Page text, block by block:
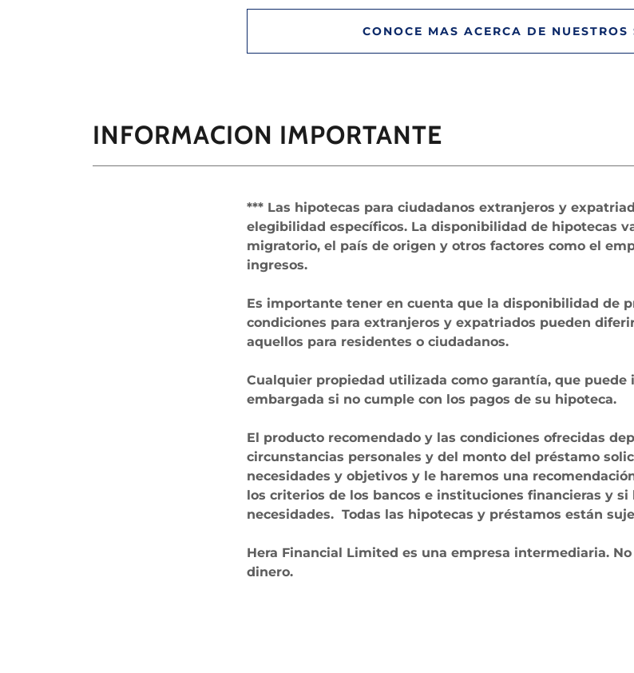
CONOCE MAS ACERCA DE NUESTROS
INFORMACION IMPORTANTE
*** Las hipotecas para ciudadanos extranjeros y
elegibilidad específicos. La disponibilidad de hipotecas
migratorio, el país de origen y otros factores como el
ingresos.
Es importante tener en cuenta que la disponibilidad de
condiciones para extranjeros y expatriados pueden
aquellos para residentes o ciudadanos.
Cualquier propiedad utilizada como garantía, que puede
embargada si no cumple con los pagos de su hipoteca.
El producto recomendado y las condiciones ofrecidas
circunstancias personales y del monto del préstamo
necesidades y objetivos y le haremos una
los criterios de los bancos e instituciones financieras y
necesidades. Todas las hipotecas y préstamos están
Hera Financial Limited es una empresa intermediaria.
dinero.